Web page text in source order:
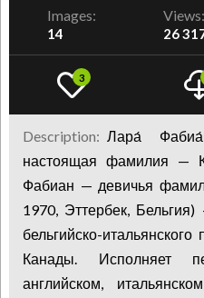
Images:
14
Views:
26
3
Description: Лара́
настоящая фамилия —
Фабиан — девичья
1970, Эттербек,
бельгийско-
Канады. Исполняет
английском,